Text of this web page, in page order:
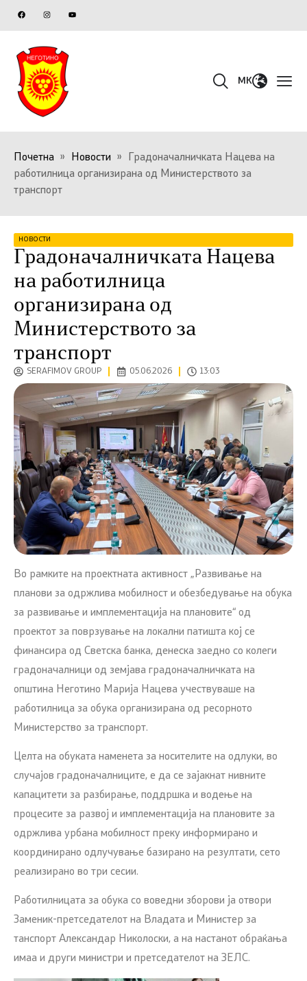
MK
Почетна » Новости »
Градоначалничката Нацева на
работилница организирана од Министерството за
транспорт
НОВОСТИ
Градоначалничката Нацева
на работилница
организирана од
Министерството за
транспорт
SERAFIMOV GROUP 05.06.2026 13:03
Во рамките на проектната активност „Развивање на
планови за одржлива мобилност и обезбедување на обука
за развивање и имплементација на плановите“ од
проектот за поврзување на локални патишта кој се
финансира од Светска банка, денеска заедно со колеги
градоначалници од земјава градоначалничката на
општина Неготино Марија Нацева учествуваше на
работилница за обука организирана од ресорното
Министерство за транспорт.
Целта на обуката наменета за носителите на одлуки, во
случајов градоначалниците, е да се зајакнат нивните
капацитети за разбирање, поддршка и водење на
процесите за развој и имплементација на плановите за
одржлива урбана мобилност преку информирано и
координирано одлучување базирано на резултати, сето
реализирано во три сесии.
Работилницата за обука со воведни зборови ја отвори
Заменик-претседателот на Владата и Министер за
танспорт Александар Николоски, а на настанот обраќања
имаа и други министри и претседателот на ЗЕЛС.